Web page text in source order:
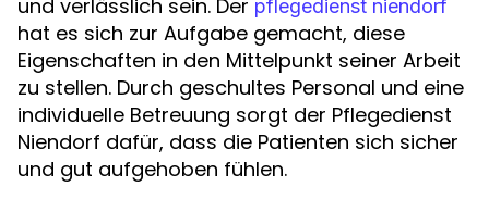
und verlässlich sein. Der pflegedienst niendorf
hat es sich zur Aufgabe gemacht, diese
Eigenschaften in den Mittelpunkt seiner Arbeit
zu stellen. Durch geschultes Personal und eine
individuelle Betreuung sorgt der Pflegedienst
Niendorf dafür, dass die Patienten sich sicher
und gut aufgehoben fühlen.